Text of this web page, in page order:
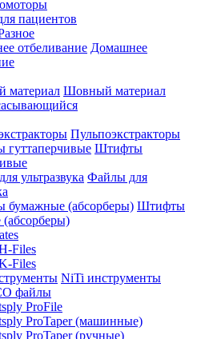
пациентов
Домашнее
Шовный материал
Пульпоэкстракторы
Штифты
Файлы для
Штифты
Files
Files
NiTi инструменты
файлы
ProFile
ProTaper (машинные)
ProTaper (ручные)